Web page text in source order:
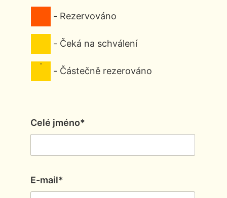
- Rezervováno
- Čeká na schválení
·
- Částečně rezerováno
Celé jméno*
E-mail*